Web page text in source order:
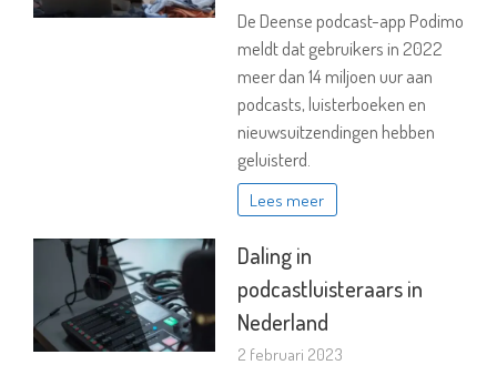
De Deense podcast-app Podimo
meldt dat gebruikers in 2022
meer dan 14 miljoen uur aan
podcasts, luisterboeken en
nieuwsuitzendingen hebben
geluisterd.
Lees meer
Daling in
podcastluisteraars in
Nederland
2 februari 2023